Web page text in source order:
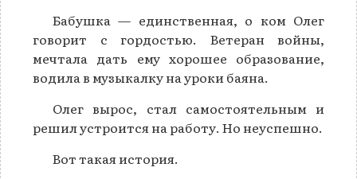
Бабушка — единственная, о ком Олег
говорит с гордостью. Ветеран войны,
мечтала дать ему хорошее образование,
водила в музыкалку на уроки баяна.
Олег вырос, стал самостоятельным и
решил устроится на работу. Но неуспешно.
Вот такая история.